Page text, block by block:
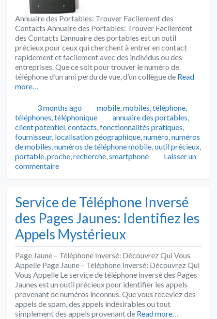
Annuaire des Portables: Trouver Facilement des
Contacts Annuaire des Portables: Trouver Facilement
des Contacts L’annuaire des portables est un outil
précieux pour ceux qui cherchent à entrer en contact
rapidement et facilement avec des individus ou des
entreprises. Que ce soit pour trouver le numéro de
téléphone d’un ami perdu de vue, d’un collègue de Read
more…
Publié3 months ago Catégories
mobile,mobiles,téléphone,
téléphones,téléphonique Tags
annuaire des portables,
client potentiel,contacts,fonctionnalités pratiques,
fournisseur, localisation géographique,numéro,numéros
de mobiles,numéros de téléphone mobile,outil précieux,
portable,proche,recherche,smartphone
Laisser un
commentaire
Service de Téléphone Inversé
des Pages Jaunes: Identifiez les
Appels Mystérieux
Page Jaune – Téléphone Inversé: Découvrez Qui Vous
Appelle Page Jaune – Téléphone Inversé: Découvrez Qui
Vous Appelle Le service de téléphone inversé des Pages
Jaunes est un outil précieux pour identifier les appels
provenant de numéros inconnus. Que vous receviez des
appels de spam, des appels indésirables ou tout
simplement des appels provenant de Read more…